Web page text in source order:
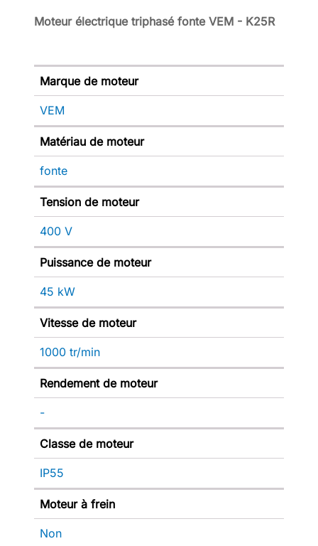
Moteur électrique triphasé fonte VEM - K25R
Marque de moteur
VEM
Matériau de moteur
fonte
Tension de moteur
400 V
Puissance de moteur
45 kW
Vitesse de moteur
1000 tr/min
Rendement de moteur
-
Classe de moteur
IP55
Moteur à frein
Non